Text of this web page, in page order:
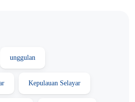
unggulan
Kepulauan Selayar